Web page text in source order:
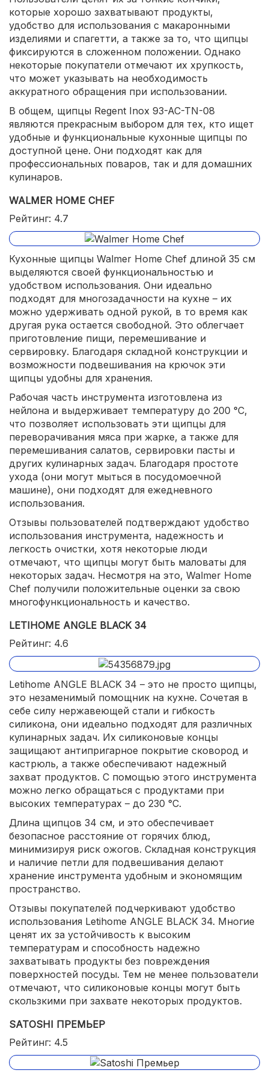
которые хорошо захватывают продукты,
удобство для использования с макаронными
изделиями и спагетти, а также за то, что щипцы
фиксируются в сложенном положении. Однако
некоторые покупатели отмечают их хрупкость,
что может указывать на необходимость
аккуратного обращения при использовании.
В общем, щипцы Regent Inox 93-AC-TN-08
являются прекрасным выбором для тех, кто ищет
удобные и функциональные кухонные щипцы по
доступной цене. Они подходят как для
профессиональных поваров, так и для домашних
кулинаров.
WALMER HOME CHEF
Рейтинг: 4.7
Кухонные щипцы Walmer Home Chef длиной 35 см
выделяются своей функциональностью и
удобством использования. Они идеально
подходят для многозадачности на кухне – их
можно удерживать одной рукой, в то время как
другая рука остается свободной. Это облегчает
приготовление пищи, перемешивание и
сервировку. Благодаря складной конструкции и
возможности подвешивания на крючок эти
щипцы удобны для хранения.
Рабочая часть инструмента изготовлена из
нейлона и выдерживает температуру до 200 °C,
что позволяет использовать эти щипцы для
переворачивания мяса при жарке, а также для
перемешивания салатов, сервировки пасты и
других кулинарных задач. Благодаря простоте
ухода (они могут мыться в посудомоечной
машине), они подходят для ежедневного
использования.
Отзывы пользователей подтверждают удобство
использования инструмента, надежность и
легкость очистки, хотя некоторые люди
отмечают, что щипцы могут быть маловаты для
некоторых задач. Несмотря на это, Walmer Home
Chef получили положительные оценки за свою
многофункциональность и качество.
LETIHOME ANGLE BLACK 34
Рейтинг: 4.6
Letihome ANGLE BLACK 34 – это не просто щипцы,
это незаменимый помощник на кухне. Сочетая в
себе силу нержавеющей стали и гибкость
силикона, они идеально подходят для различных
кулинарных задач. Их силиконовые концы
защищают антипригарное покрытие сковород и
кастрюль, а также обеспечивают надежный
захват продуктов. С помощью этого инструмента
можно легко обращаться с продуктами при
высоких температурах – до 230 °C.
Длина щипцов 34 см, и это обеспечивает
безопасное расстояние от горячих блюд,
минимизируя риск ожогов. Складная конструкция
и наличие петли для подвешивания делают
хранение инструмента удобным и экономящим
пространство.
Отзывы покупателей подчеркивают удобство
использования Letihome ANGLE BLACK 34. Многие
ценят их за устойчивость к высоким
температурам и способность надежно
захватывать продукты без повреждения
поверхностей посуды. Тем не менее пользователи
отмечают, что силиконовые концы могут быть
скользкими при захвате некоторых продуктов.
SATOSHI ПРЕМЬЕР
Рейтинг: 4.5